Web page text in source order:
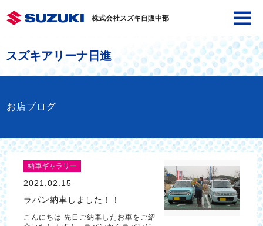
株式会社スズキ自販中部
スズキアリーナ日進
お店ブログ
納車ギャラリー
2021.02.15
ラパン納車しました！！
こんにちは 先日ご納車したお車をご紹